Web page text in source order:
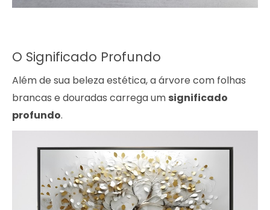
O Significado Profundo
Além de sua beleza estética, a árvore com folhas
brancas e douradas carrega um significado
profundo.